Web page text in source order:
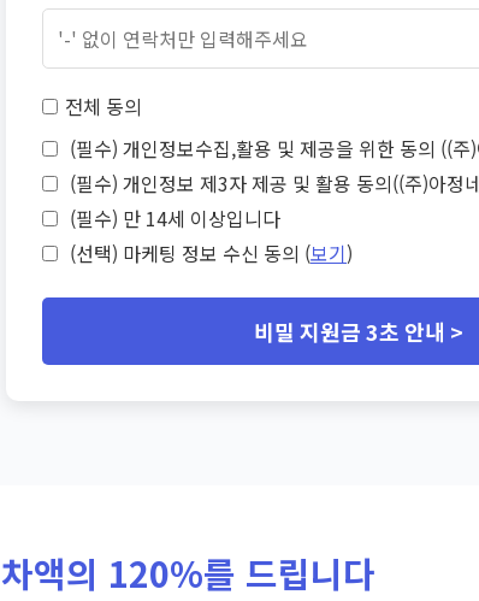
전체 동의
(필수) 개인정보수집,활용 및 제공을 위한 동의 ((주
(필수) 개인정보 제3자 제공 및 활용 동의((주)아정
(필수) 만 14세 이상입니다
(선택) 마케팅 정보 수신 동의 (보기)
비밀 지원금 3초 안내 >
차액의 120%를 드립니다